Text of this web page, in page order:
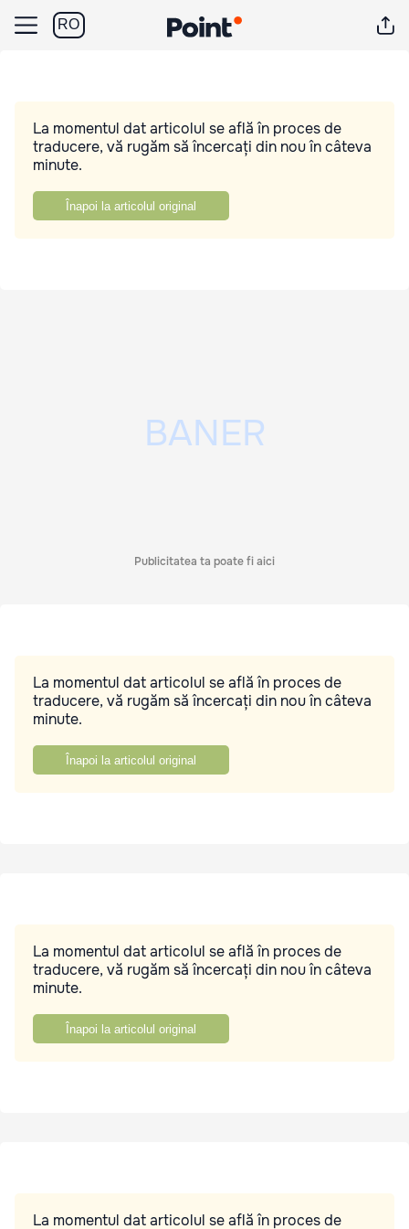
RO
La momentul dat articolul se află în proces de
traducere, vă rugăm să încercați din nou în câteva
minute.
Înapoi la articolul original
Publicitatea ta poate fi aici
La momentul dat articolul se află în proces de
traducere, vă rugăm să încercați din nou în câteva
minute.
Înapoi la articolul original
La momentul dat articolul se află în proces de
traducere, vă rugăm să încercați din nou în câteva
minute.
Înapoi la articolul original
La momentul dat articolul se află în proces de